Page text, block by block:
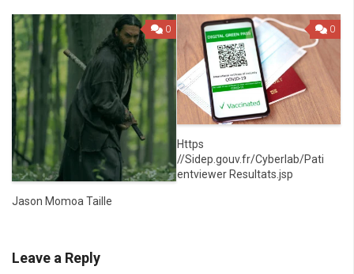
0
Jason Momoa Taille
0
Https
//Sidep.gouv.fr/Cyberlab/Pati
entviewer Resultats.jsp
Leave a Reply